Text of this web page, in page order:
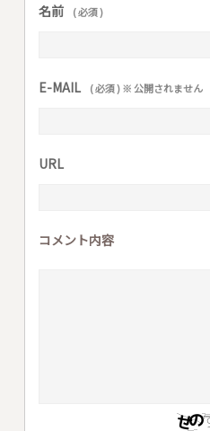
名前 ( 必須 )
E-MAIL ( 必須 ) ※ 公開されません
URL
コメント内容